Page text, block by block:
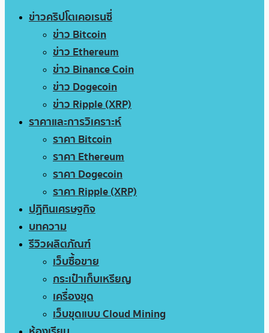
ข่าวคริปโตเคอเรนซี่
ข่าว Bitcoin
ข่าว Ethereum
ข่าว Binance Coin
ข่าว Dogecoin
ข่าว Ripple (XRP)
ราคาและการวิเคราะห์
ราคา Bitcoin
ราคา Ethereum
ราคา Dogecoin
ราคา Ripple (XRP)
ปฏิทินเศรษฐกิจ
บทความ
รีวิวผลิตภัณฑ์
เว็บซื้อขาย
กระเป๋าเก็บเหรียญ
เครื่องขุด
เว็บขุดแบบ Cloud Mining